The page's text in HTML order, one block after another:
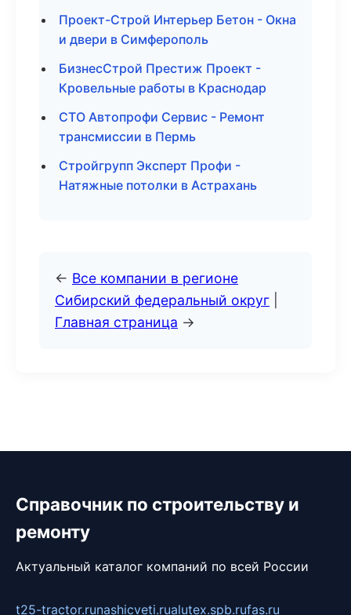
Проект-Строй Интерьер Бетон - Окна
и двери в Симферополь
БизнесСтрой Престиж Проект -
Кровельные работы в Краснодар
СТО Автопрофи Сервис - Ремонт
трансмиссии в Пермь
Стройгрупп Эксперт Профи -
Натяжные потолки в Астрахань
← Все компании в регионе
Сибирский федеральный округ
Главная страница →
Справочник по строительству и
ремонту
Актуальный каталог компаний по всей России
t25-tractor.runashicveti.rualutex.spb.rufas.ru